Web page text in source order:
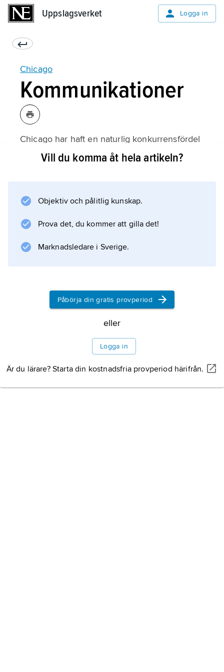
Uppslagsverket Logga in
Chicago
Kommunikationer
Chicago har haft en naturlig konkurrensfördel
som centrum för sjöfart: flera strategiskt
fick tillträde till stadens hamn.
Vill du komma åt hela artikeln?
Objektiv och pålitlig kunskap.
Prova det, du kommer att gilla det!
Marknadsledare i Sverige.
Påbörja din gratis provperiod
eller
Logga in
Är du lärare? Starta din kostnadsfria provperiod härifrån.